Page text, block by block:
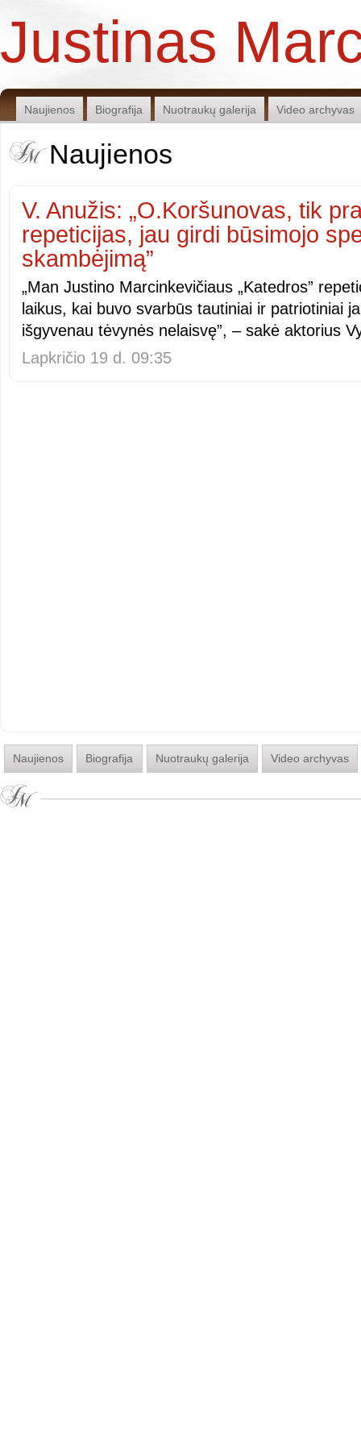
Justinas
Naujienos Biografija Nuotraukų galerija Video archyvas
Naujienos
V. Anužis: „O.Koršunovas, tik
repeticijas, jau girdi būsimojo
skambėjimą”
„Man Justino Marcinkevičiaus „Katedros”
laikus, kai buvo svarbūs tautiniai ir patriotiniai
išgyvenau tėvynės nelaisvę”, – sakė aktorius
Lapkričio 19 d. 09:35
Naujienos Biografija Nuotraukų galerija Video archyvas